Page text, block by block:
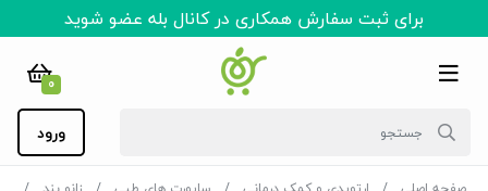
برای ثبت سفارش همکاری در کانال بله عضو شوید
0
ورود